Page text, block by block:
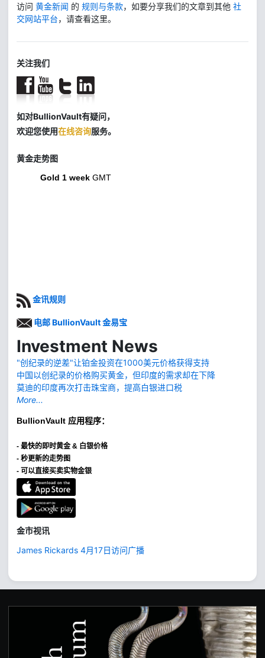
访问 黄金新闻 的 规则与条款，如要分享我们的文章到其他 社
交网站平台，请查看这里。
关注我们
如对BullionVault有疑问，
欢迎您使用在线咨询服务。
黄金走势图
Gold 1 week GMT
金讯规则
电邮 BullionVault 金易宝
Investment News
"创纪录的逆差"让铂金投资在1000美元价格获得支持
中国以创纪录的价格购买黄金，但印度的需求却在下降
莫迪的印度再次打击珠宝商，提高白银进口税
More...
BullionVault 应用程序：
- 最快的即时黄金 & 白银价格
- 秒更新的走势图
- 可以直接买卖实物金银
金市视讯
James Rickards 4月17日访问广播